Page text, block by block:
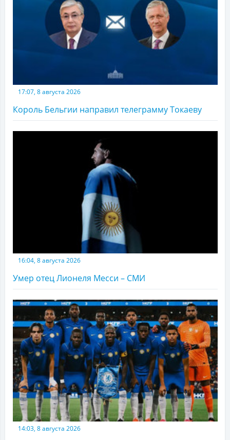
17:07, 8 августа 2026
Король Бельгии направил телеграмму Токаеву
16:04, 8 августа 2026
Умер отец Лионеля Месси – СМИ
14:03, 8 августа 2026